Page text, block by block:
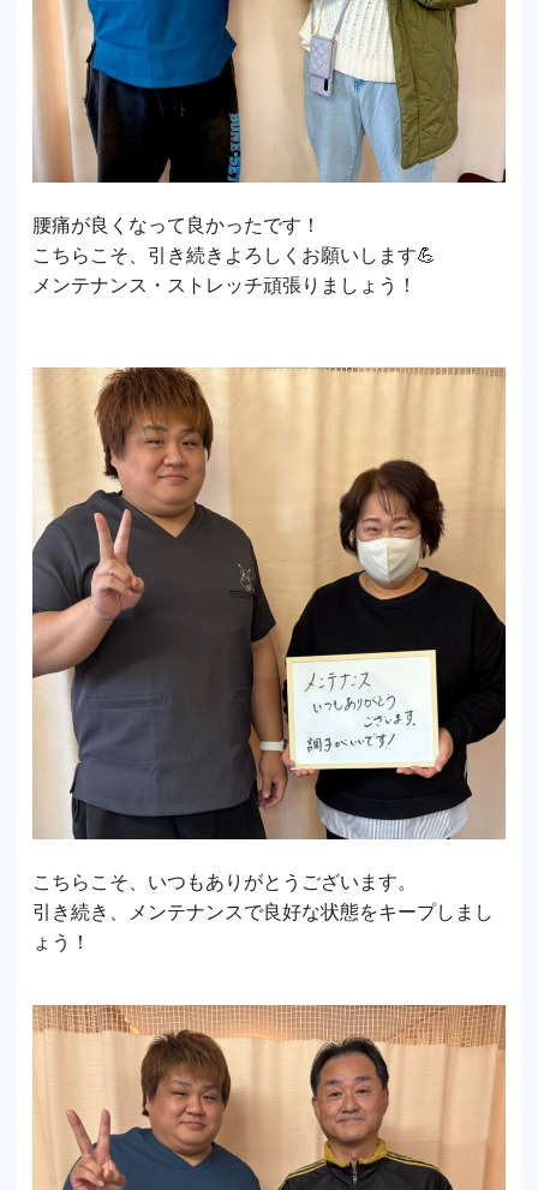
腰痛が良くなって良かったです！
こちらこそ、引き続きよろしくお願いします💪
メンテナンス・ストレッチ頑張りましょう！
こちらこそ、いつもありがとうございます。
引き続き、メンテナンスで良好な状態をキープしまし
ょう！